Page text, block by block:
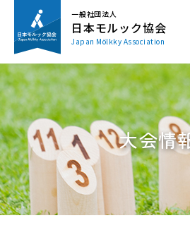
一般社団法人
日本モルック協会
Japan Mölkky Association
大会情